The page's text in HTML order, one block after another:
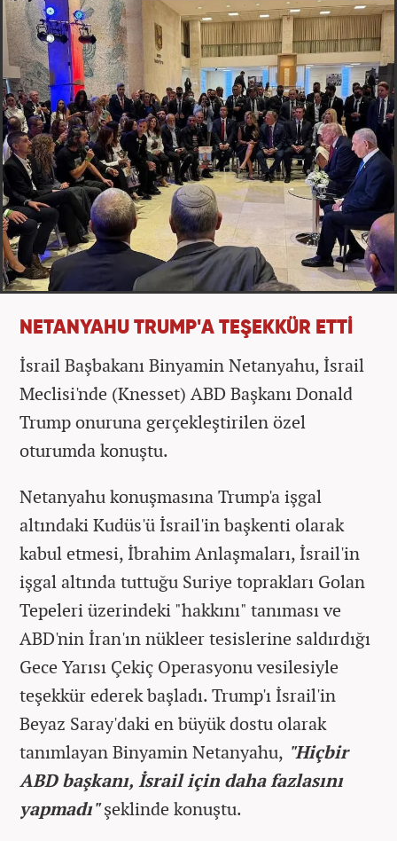
NETANYAHU TRUMP'A TEŞEKKÜR ETTİ
İsrail Başbakanı Binyamin Netanyahu, İsrail
Meclisi'nde (Knesset) ABD Başkanı Donald
Trump onuruna gerçekleştirilen özel
oturumda konuştu.
Netanyahu konuşmasına Trump'a işgal
altındaki Kudüs'ü İsrail'in başkenti olarak
kabul etmesi, İbrahim Anlaşmaları, İsrail'in
işgal altında tuttuğu Suriye toprakları Golan
Tepeleri üzerindeki "hakkını" tanıması ve
ABD'nin İran'ın nükleer tesislerine saldırdığı
Gece Yarısı Çekiç Operasyonu vesilesiyle
teşekkür ederek başladı. Trump'ı İsrail'in
Beyaz Saray'daki en büyük dostu olarak
tanımlayan Binyamin Netanyahu, "Hiçbir
ABD başkanı, İsrail için daha fazlasını
yapmadı"şeklinde konuştu.